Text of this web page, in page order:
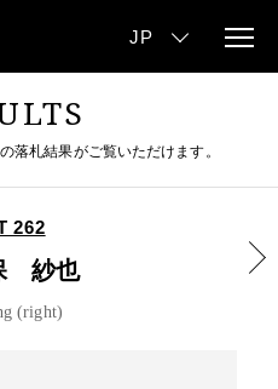
落札結果がご覧いただけます。
262
紗也
(right)